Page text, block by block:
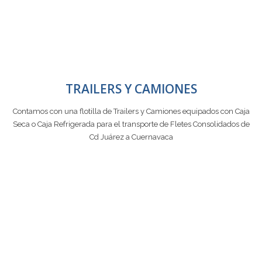
TRAILERS Y CAMIONES
Contamos con una flotilla de Trailers y Camiones equipados con Caja
Seca o Caja Refrigerada para el transporte de Fletes Consolidados de
Cd Juárez a Cuernavaca